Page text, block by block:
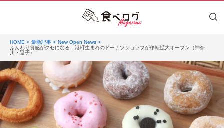
HOME 最新記事
New Open News
ふんわり食感がクセになる、港町生まれのドーナツショップが移転拡大オープン（神奈
川・逗子）